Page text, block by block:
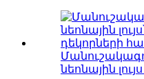
նեոնային